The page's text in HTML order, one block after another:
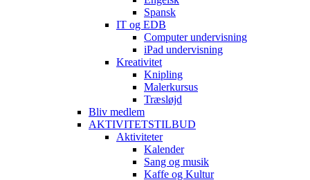
Spansk
IT og EDB
Computer undervisning
iPad undervisning
Kreativitet
Knipling
Malerkursus
Træsløjd
Bliv medlem
AKTIVITETSTILBUD
Aktiviteter
Kalender
Sang og musik
Kaffe og Kultur